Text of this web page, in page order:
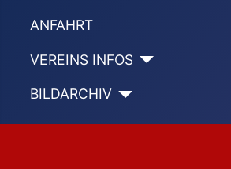
ANFAHRT
VEREINS INFOS
BILDARCHIV